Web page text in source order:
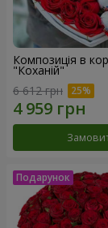
Композиція в
"Коханій"
6 612 грн